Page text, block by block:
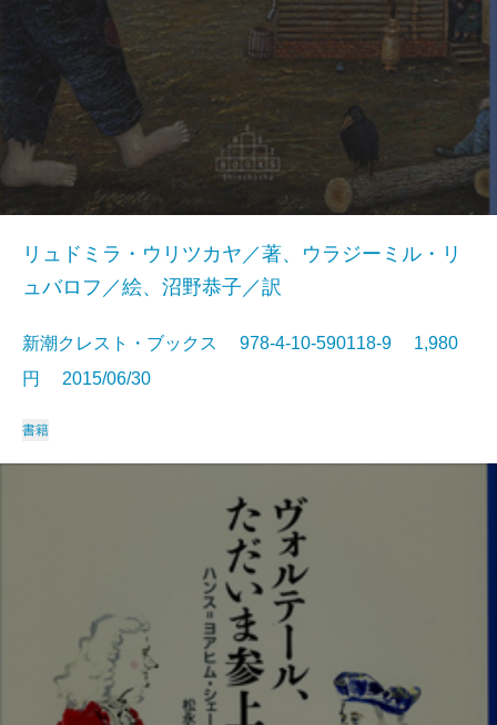
リュドミラ・ウリツカヤ／著、ウラジーミル・リ
ュバロフ／絵、沼野恭子／訳
新潮クレスト・ブックス 978-4-10-590118-9 1,980
円 2015/06/30
書籍